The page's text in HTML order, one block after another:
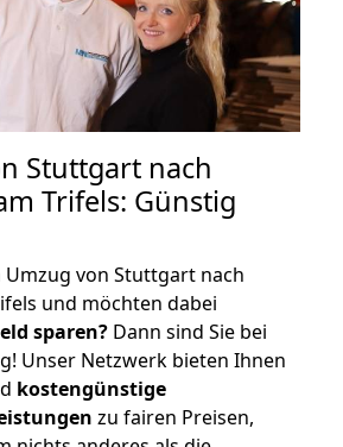
Stuttgart nach
Trifels: Günstig
Umzug von Stuttgart nach
und möchten dabei
sparen? Dann sind Sie bei
Unser Netzwerk bieten Ihnen
kostengünstige
zu fairen Preisen,